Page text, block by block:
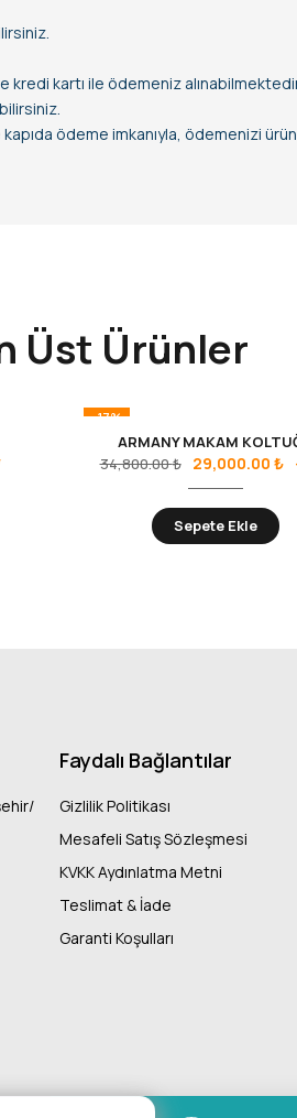
kartı ile ödemeniz
ödeme imkanıyla, ödemenizi
Üst Ürünler
-17%
ARMANY MAKAM
34,800.00₺ 29,000.00 ₺
Sepete Ekle
Faydalı Bağlantılar
Gizlilik Politikası
Mesafeli Satış Sözleşmesi
KVKK Aydınlatma Metni
Teslimat & İade
Garanti Koşulları